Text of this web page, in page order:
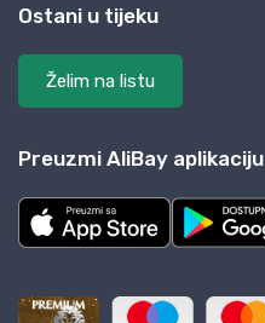
Ostani u tijeku
Želim na listu
Preuzmi AliBay aplikaciju